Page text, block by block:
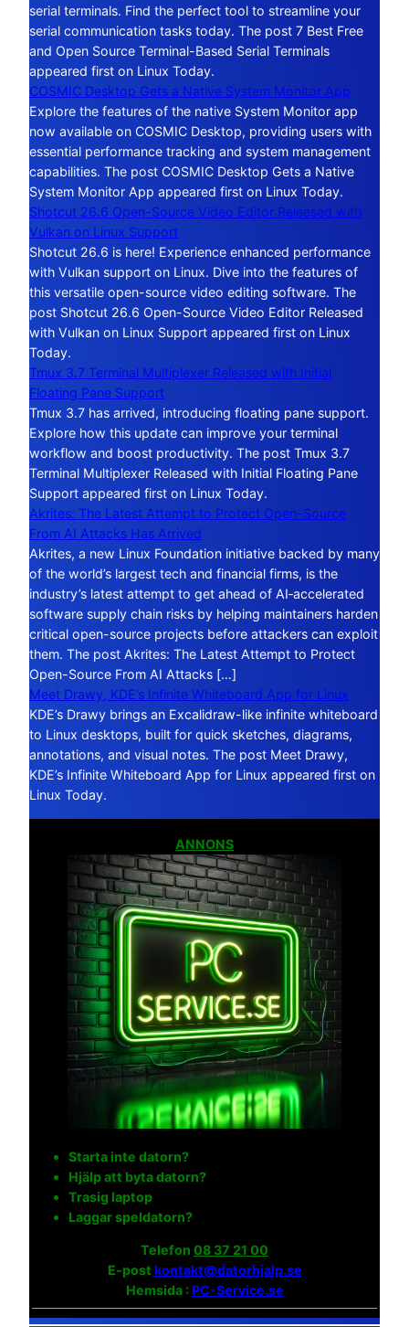
serial terminals. Find the perfect tool to streamline your
serial communication tasks today. The post 7 Best Free
and Open Source Terminal-Based Serial Terminals
appeared first on Linux Today.
COSMIC Desktop Gets a Native System Monitor App
Explore the features of the native System Monitor app
now available on COSMIC Desktop, providing users with
essential performance tracking and system management
capabilities. The post COSMIC Desktop Gets a Native
System Monitor App appeared first on Linux Today.
Shotcut 26.6 Open-Source Video Editor Released with
Vulkan on Linux Support
Shotcut 26.6 is here! Experience enhanced performance
with Vulkan support on Linux. Dive into the features of
this versatile open-source video editing software. The
post Shotcut 26.6 Open-Source Video Editor Released
with Vulkan on Linux Support appeared first on Linux
Today.
Tmux 3.7 Terminal Multiplexer Released with Initial
Floating Pane Support
Tmux 3.7 has arrived, introducing floating pane support.
Explore how this update can improve your terminal
workflow and boost productivity. The post Tmux 3.7
Terminal Multiplexer Released with Initial Floating Pane
Support appeared first on Linux Today.
Akrites: The Latest Attempt to Protect Open-Source
From AI Attacks Has Arrived
Akrites, a new Linux Foundation initiative backed by many
of the world’s largest tech and financial firms, is the
industry’s latest attempt to get ahead of AI‑accelerated
software supply chain risks by helping maintainers harden
critical open-source projects before attackers can exploit
them. The post Akrites: The Latest Attempt to Protect
Open-Source From AI Attacks […]
Meet Drawy, KDE’s Infinite Whiteboard App for Linux
KDE’s Drawy brings an Excalidraw-like infinite whiteboard
to Linux desktops, built for quick sketches, diagrams,
annotations, and visual notes. The post Meet Drawy,
KDE’s Infinite Whiteboard App for Linux appeared first on
Linux Today.
ANNONS
Starta inte datorn?
Hjälp att byta datorn?
Trasig laptop
Laggar speldatorn?
Telefon 08 37 21 00
E-post kontakt@datorhjalp.se
Hemsida :PC-Service.se